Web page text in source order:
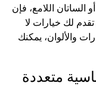
الساتان اللامع، فإن
تقدم لك خيارات لا
والألوان، يمكنك
متعددة